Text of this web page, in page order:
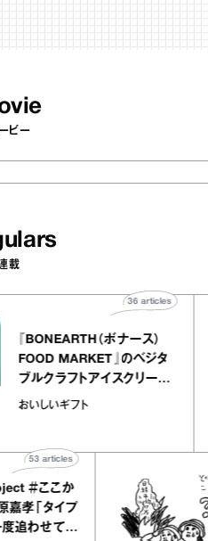
ビー
載
『BONEARTH（ボナース）
FOOD MARKET』のベジタ
ブルクラフトアイスクリーム
｜真野知子の「おいしいギフ
おいしいギフト
36articles
ここか
「タイプ
せてく
articles